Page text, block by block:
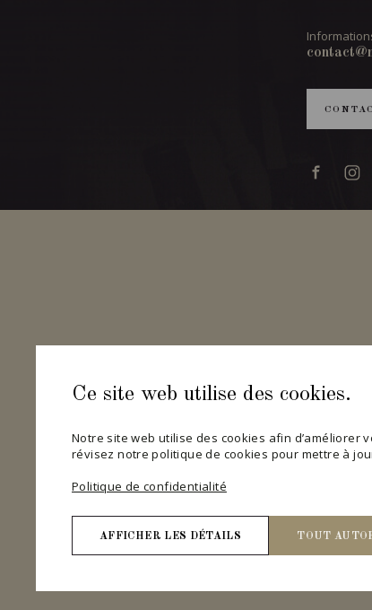
Ce site web utilise des cookies.
Notre site web utilise des cookies afin d’améliorer
révisez notre politique de cookies pour mettre à
Politique de confidentialité
AFFICHER LES DÉTAILS TOUT
Nécessaires